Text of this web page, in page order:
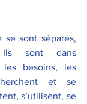
se sont séparés,
Ils sont dans
les besoins, les
et se
s’utilisent, se